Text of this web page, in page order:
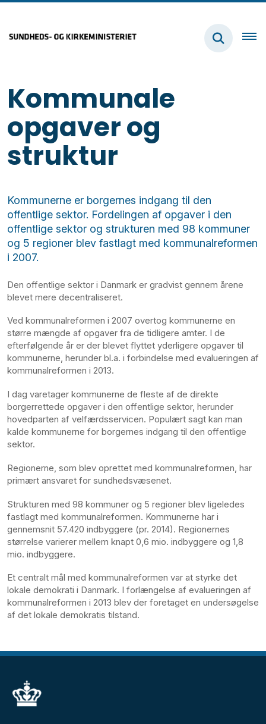
Kommunale
opgaver og
struktur
Kommunerne er borgernes indgang til den
offentlige sektor. Fordelingen af opgaver i den
offentlige sektor og strukturen med 98 kommuner
og 5 regioner blev fastlagt med kommunalreformen
i 2007.
Den offentlige sektor i Danmark er gradvist gennem årene
blevet mere decentraliseret.
Ved kommunalreformen i 2007 overtog kommunerne en
større mængde af opgaver fra de tidligere amter. I de
efterfølgende år er der blevet flyttet yderligere opgaver til
kommunerne, herunder bl.a. i forbindelse med evalueringen af
kommunalreformen i 2013.
I dag varetager kommunerne de fleste af de direkte
borgerrettede opgaver i den offentlige sektor, herunder
hovedparten af velfærdsservicen. Populært sagt kan man
kalde kommunerne for borgernes indgang til den offentlige
sektor.
Regionerne, som blev oprettet med kommunalreformen, har
primært ansvaret for sundhedsvæsenet.
Strukturen med 98 kommuner og 5 regioner blev ligeledes
fastlagt med kommunalreformen. Kommunerne har i
gennemsnit 57.420 indbyggere (pr. 2014). Regionernes
størrelse varierer mellem knapt 0,6 mio. indbyggere og 1,8
mio. indbyggere.
Et centralt mål med kommunalreformen var at styrke det
lokale demokrati i Danmark. I forlængelse af evalueringen af
kommunalreformen i 2013 blev der foretaget en undersøgelse
af det lokale demokratis tilstand.